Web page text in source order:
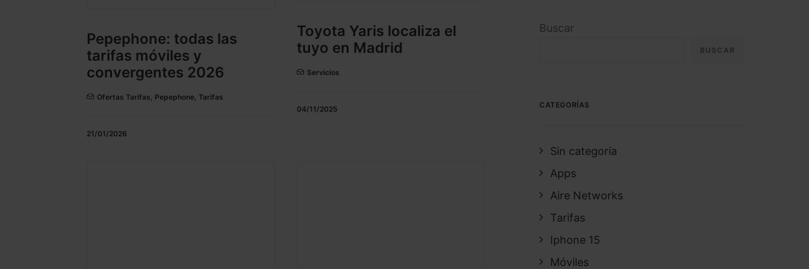
Pepephone: todas las
tarifas móviles y
convergentes 2026
Ofertas Tarifas, Pepephone, Tarifas
21/01/2026
Toyota Yaris localiza el
tuyo en Madrid
Servicios
04/11/2025
Buscar
BUSCAR
CATEGORÍAS
Sin categoría
Apps
Aire Networks
Tarifas
Iphone 15
Móviles